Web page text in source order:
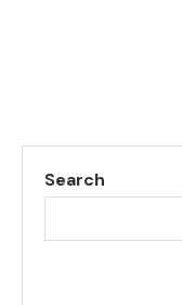
Search